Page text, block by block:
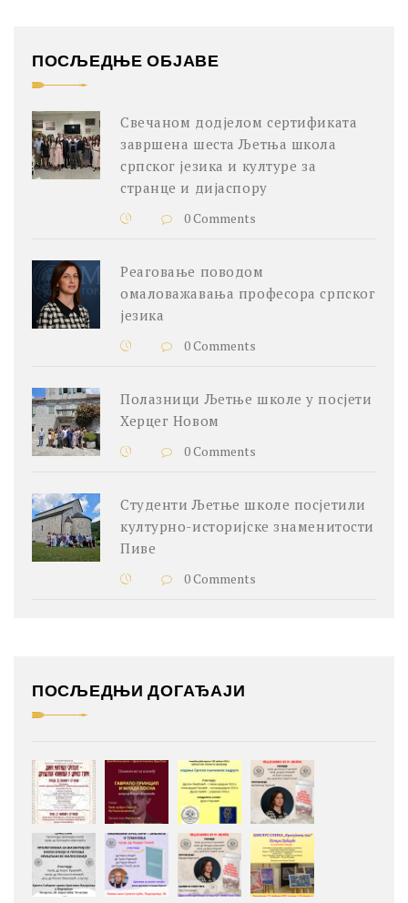
ПОСЉЕДЊЕ ОБЈАВЕ
Свечаном додјелом сертификата
завршена шеста Љетња школа
српског језика и културе за
странце и дијаспору
0 Comments
Реаговање поводом
омаловажавања професора српског
језика
0 Comments
Полазници Љетње школе у посјети
Херцег Новом
0 Comments
Студенти Љетње школе посјетили
културно-историјске знаменитости
Пиве
0 Comments
ПОСЉЕДЊИ ДОГАЂАЈИ